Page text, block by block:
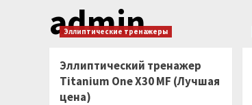
admin
Эллиптические тренажеры
Эллиптический тренажер
Titanium One X30 MF (Лучшая
цена)